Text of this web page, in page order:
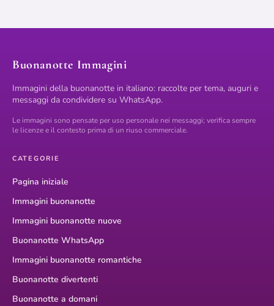
Buonanotte Immagini
Immagini della buonanotte in italiano: raccolte per tema, auguri e
messaggi da condividere su WhatsApp.
Le immagini sono pensate per uso personale nei messaggi; verifica sempre
le licenze e il contesto prima di un riuso commerciale.
CATEGORIE
Pagina iniziale
Immagini buonanotte
Immagini buonanotte nuove
Buonanotte WhatsApp
Immagini buonanotte romantiche
Buonanotte divertenti
Buonanotte a domani